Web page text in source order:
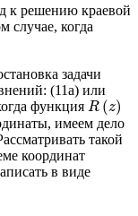
к решению краевой
случае, когда
задачи
(11а) или
функция R (z)
имеем дело
такой
координат
в виде